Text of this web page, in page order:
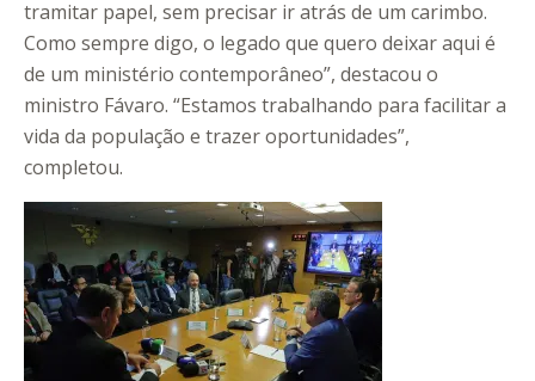
tramitar papel, sem precisar ir atrás de um carimbo.
Como sempre digo, o legado que quero deixar aqui é
de um ministério contemporâneo”, destacou o
ministro Fávaro. “Estamos trabalhando para facilitar a
vida da população e trazer oportunidades”,
completou.